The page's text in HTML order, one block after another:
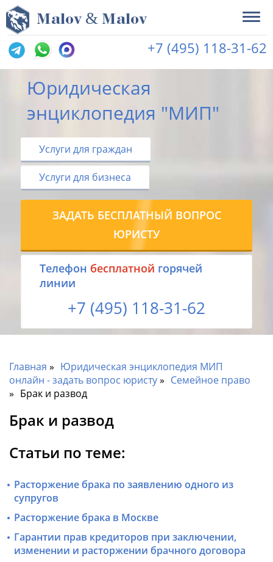
Malov & Malov
+7 (495) 118-31-62
Юридическая
энциклопедия "МИП"
Услуги для граждан
Услуги для бизнеса
ЗАДАТЬ БЕСПЛАТНЫЙ ВОПРОС
ЮРИСТУ
Tелефон бесплатной горячей
линии
+7 (495) 118-31-62
Главная
Юридическая энциклопедия МИП
онлайн - задать вопрос юристу
Семейное право
Брак и развод
Брак и развод
Статьи по теме:
Расторжение брака по заявлению одного из
супругов
Расторжение брака в Москве
Гарантии прав кредиторов при заключении,
изменении и расторжении брачного договора